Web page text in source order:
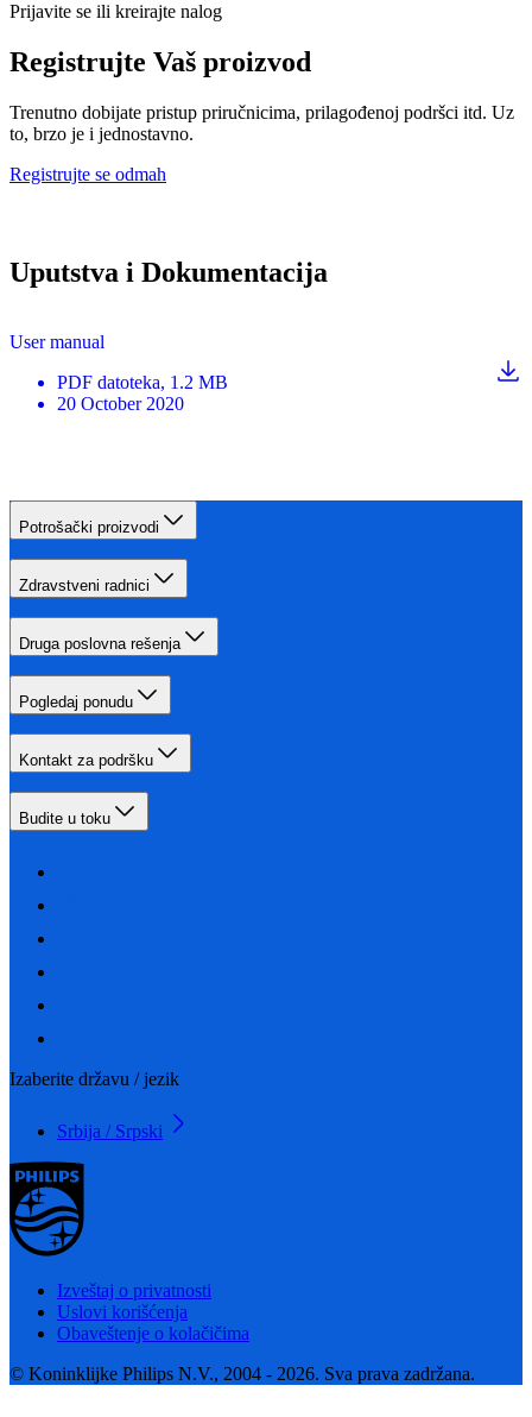
Prijavite se ili kreirajte nalog
Registrujte Vaš proizvod
Trenutno dobijate pristup priručnicima, prilagođenoj podršci itd. Uz
to, brzo je i jednostavno.
Registrujte se odmah
Uputstva i Dokumentacija
User manual
PDF datoteka, 1.2 MB
20 October 2020
Potrošački proizvodi
Zdravstveni radnici
Druga poslovna rešenja
Pogledaj ponudu
Kontakt za podršku
Budite u toku
Izaberite državu / jezik
Srbija / Srpski
Izveštaj o privatnosti
Uslovi korišćenja
Obaveštenje o kolačičima
© Koninklijke Philips N.V., 2004 - 2026. Sva prava zadržana.